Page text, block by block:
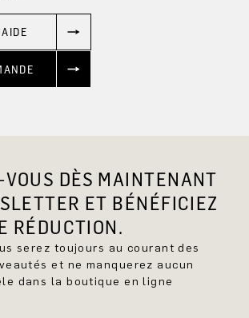
DÈS MAINTENANT
ET BÉNÉFICIEZ
RÉDUCTION.
serez toujours au courant des
et ne manquerez aucun
dans la boutique en ligne